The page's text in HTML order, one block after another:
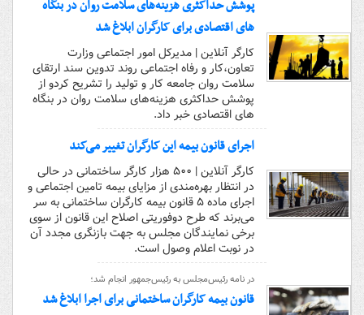
پوشش حداکثری هزینه‌‌های سلامت روان در بنگاه‌
های اقتصادی برای کارگران ابلاغ شد
کارگر آنلاین | مدیرکل امور اجتماعی وزارت
تعاون،کار و رفاه اجتماعی روند تدوین سند ارتقای
سلامت روان جامعه کار و تولید را تشریح کردو از
پوشش حداکثری هزینه‌‌های سلامت روان در بنگاه‌
های اقتصادی خبر داد.
اجرای قانون بیمه این کارگران تغییر می‌کند
کارگر آنلاین | ۵۰۰ هزار کارگر ساختمانی در حالی
در انتظار بهره‌مندی از مزایای بیمه تامین اجتماعی و
اجرای ماده ۵ قانون بیمه کارگران ساختمانی به سر
می‌برند که طرح دوفوریتی اصلاح این قانون از سوی
برخی نمایندگان مجلس به جهت بازنگری مجدد آن
در نوبت اعلام وصول است.
در نامه رئیس‌مجلس به رئیس‌جمهور انجام شد؛
قانون بیمه کارگران ساختمانی برای اجرا ابلاغ شد